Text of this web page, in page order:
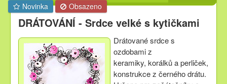
Novinka Obsazeno
DRÁTOVÁNÍ - Srdce velké s kytičkami
Drátované srdce s
ozdobami z
keramiky, korálků a perliček,
konstrukce z černého drátu.